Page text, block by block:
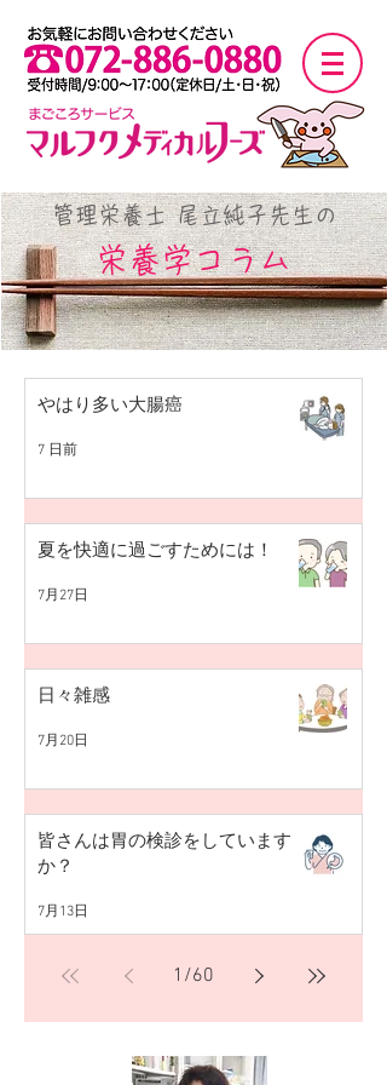
管理栄養士 尾立純子先生の
栄養学コラム
やはり多い大腸癌
7 日前
夏を快適に過ごすためには！
7月27日
日々雑感
7月20日
皆さんは胃の検診をしています
か？
7月13日
1 /60